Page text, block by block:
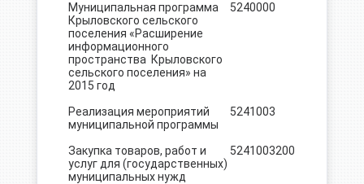
Муниципальная программа
Крыловского сельского
поселения «Расширение
информационного
пространства Крыловского
сельского поселения» на
2015 год
5240000
Реализация мероприятий
муниципальной программы
5241003
Закупка товаров, работ и
услуг для (государственных)
муниципальных нужд
5241003200